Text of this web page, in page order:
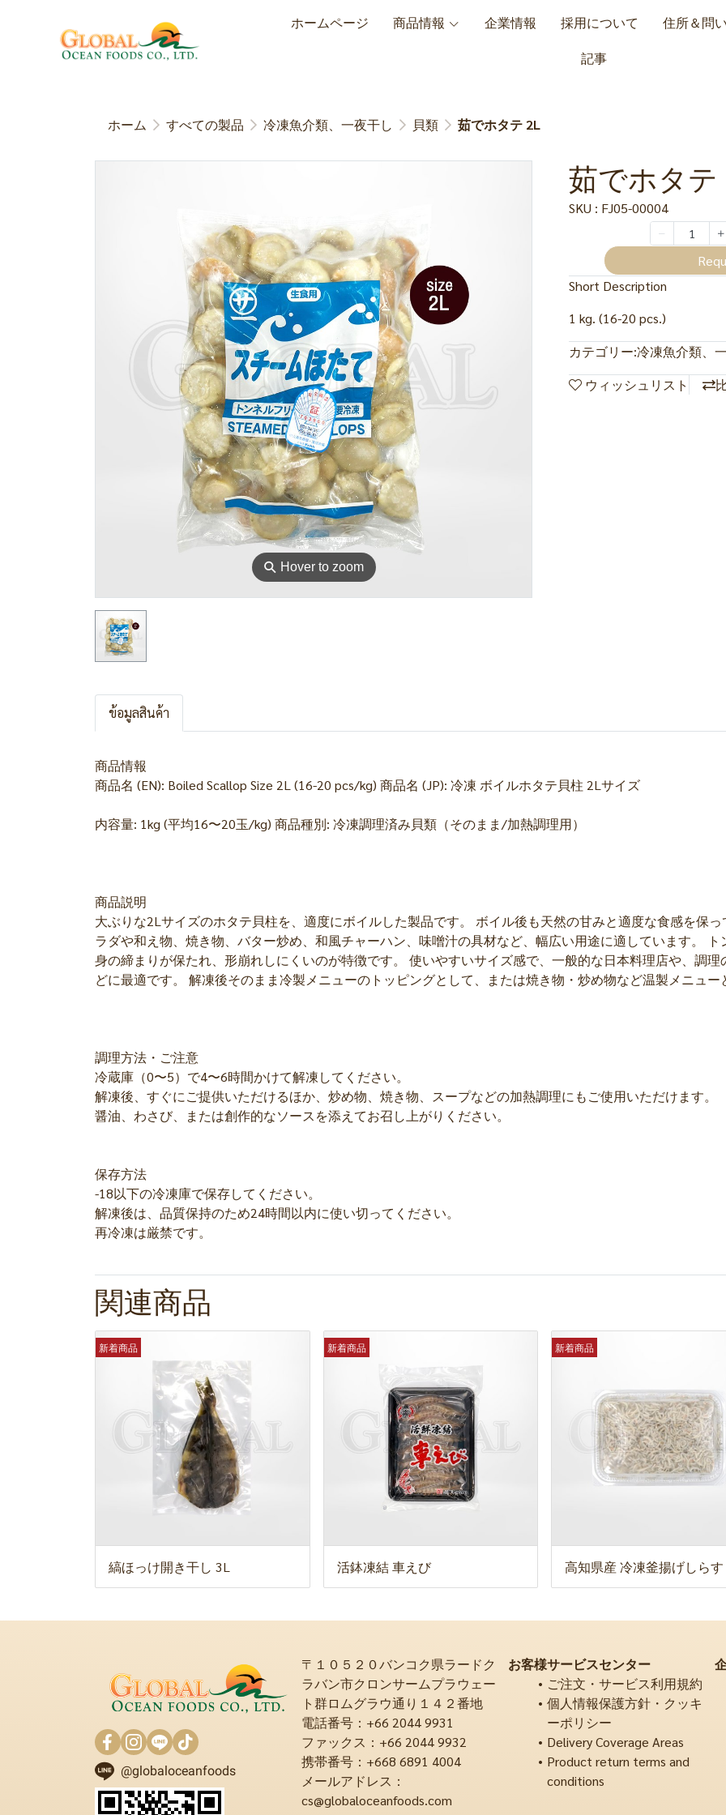
ホームページ 商品情報 企業情報 採用について 住所＆問
記事
ホーム すべての製品 冷凍魚介類、一夜干し 貝類 茹でホタテ 2L
⚲ Hover to zoom
茹でホタテ
SKU : FJ05-00004
Short Description
1 kg. (16-20 pcs.)
カテゴリー:冷凍魚介類、
ウィッシュリスト
ข้อมูลสินค้า
商品情報
商品名 (EN): Boiled Scallop Size 2L (16-20 pcs/kg) 商品名 (JP): 冷凍 ボイルホタテ貝柱 2Lサイズ
内容量: 1kg (平均16〜20玉/kg) 商品種別: 冷凍調理済み貝類（そのまま/加熱調理用）
商品説明
大ぶりな2Lサイズのホタテ貝柱を、適度にボイルした製品です。 ボイル後も天然の甘みと適度な食感を保
ラダや和え物、焼き物、バター炒め、和風チャーハン、味噌汁の具材など、幅広い用途に適しています。
身の締まりが保たれ、形崩れしにくいのが特徴です。 使いやすいサイズ感で、一般的な日本料理店や、調
どに最適です。 解凍後そのまま冷製メニューのトッピングとして、または焼き物・炒め物など温製メニュ
調理方法・ご注意
冷蔵庫（0〜5）で4〜6時間かけて解凍してください。
解凍後、すぐにご提供いただけるほか、炒め物、焼き物、スープなどの加熱調理にもご使用いただけます。
醤油、わさび、または創作的なソースを添えてお召し上がりください。
保存方法
-18以下の冷凍庫で保存してください。
解凍後は、品質保持のため24時間以内に使い切ってください。
再冷凍は厳禁です。
関連商品
新着商品
縞ほっけ開き干し 3L
新着商品
活鉢凍結 車えび
新着商品
高知県産 冷凍釜揚げしらす
@globaloceanfoods
〒１０５２０バンコク県ラードク
ラバン市クロンサームプラウェー
ト群ロムグラウ通り１４２番地
電話番号：+66 2044 9931
ファックス：+66 2044 9932
携帯番号：+668 6891 4004
メールアドレス：
cs@globaloceanfoods.com
お客様サービスセンター
ご注文・サービス利用規約
個人情報保護方針・クッキ
ーポリシー
Delivery Coverage Areas
Product return terms and
conditions